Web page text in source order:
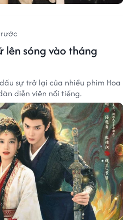
lên sóng vào tháng
sự trở lại của nhiều phim Hoa
diễn viên nổi tiếng.